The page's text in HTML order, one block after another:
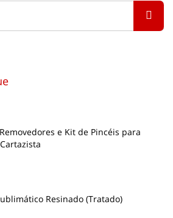
e Kit de Pincéis para
Resinado (Tratado)